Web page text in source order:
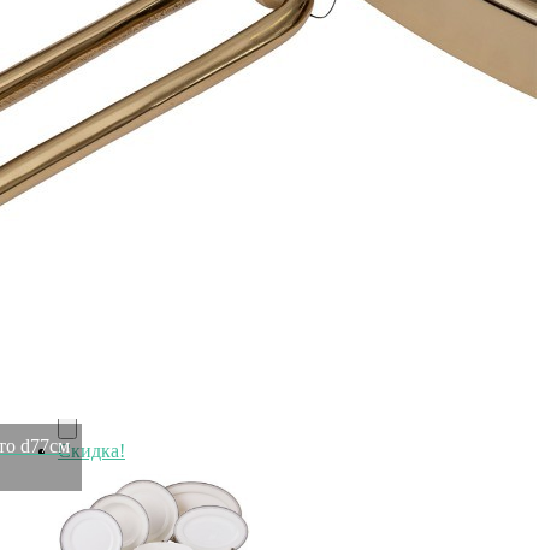
d77см
деньгами или наличными в ближайшем платежном
терминале или наличными.
Как заказать
Позвоните менеджеру по телефону или оформите заказ
через корзину
Рекомендуем посмотреть
Скидка!